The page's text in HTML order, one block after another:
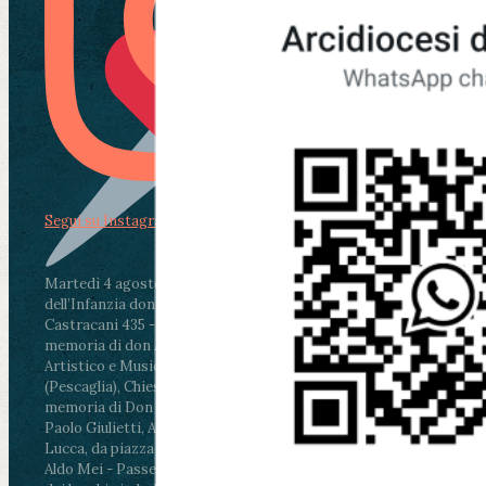
Martedì 4 agosto2026
ore 11:30 - Lucca, Scuola
dell’Infanzia don Aldo Mei - Viale Castruccio
Castracani 435 - Inaugurazione murales in
memoria di don Aldo Mei curato dal Liceo
Artistico e Musicale “Passaglia”
ore 18 - Fiano
(Pescaglia), Chiesa parrocchiale - Messa in
memoria di Don Aldo Mei celebrata da mons.
Paolo Giulietti, Arcivescovo di Lucca
ore 20.30 -
Lucca, da piazza San Michele al Cippo di don
Aldo Mei - Passeggiata della Memoria in alcuni
Segui su Instagram